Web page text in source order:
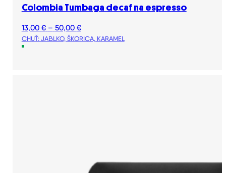
Colombia Tumbaga decaf na espresso
13,00 € – 50,00 €Price
range:
CHUŤ: JABLKO, ŠKORICA, KARAMEL